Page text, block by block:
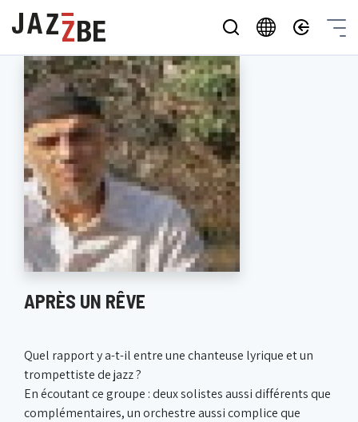
APRÈS UN RÊVE
Quel rapport y a-t-il entre une chanteuse lyrique et un
trompettiste de jazz ?
En écoutant ce groupe : deux solistes aussi différents que
complémentaires, un orchestre aussi complice que